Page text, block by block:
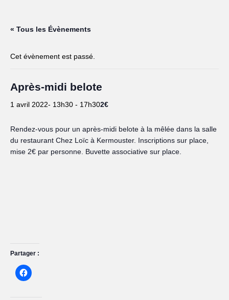
« Tous les Évènements
Cet évènement est passé.
Après-midi belote
1 avril 2022- 13h30 - 17h302€
Rendez-vous pour un après-midi belote à la mêlée dans la salle
du restaurant Chez Loïc à Kermouster. Inscriptions sur place,
mise 2€ par personne. Buvette associative sur place.
Partager :